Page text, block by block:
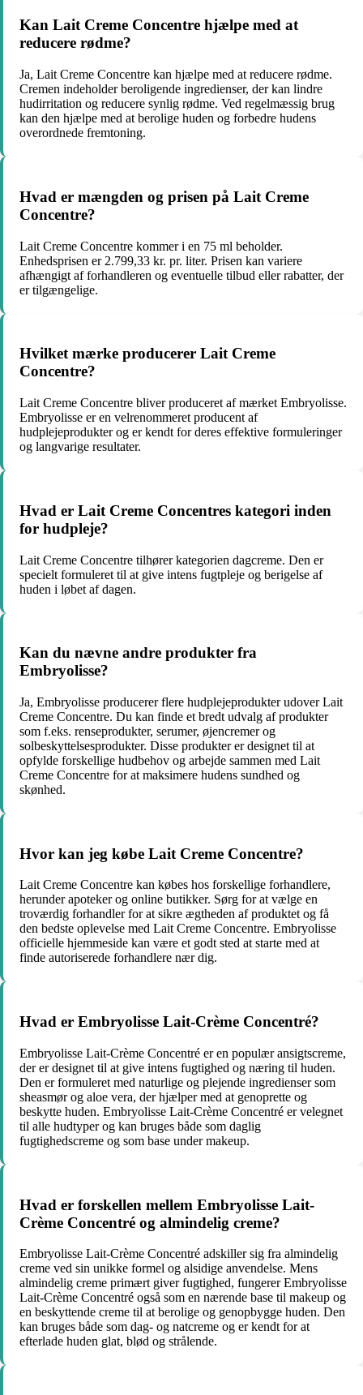
Kan Lait Creme Concentre hjælpe med at
reducere rødme?
Ja, Lait Creme Concentre kan hjælpe med at reducere rødme.
Cremen indeholder beroligende ingredienser, der kan lindre
hudirritation og reducere synlig rødme. Ved regelmæssig brug
kan den hjælpe med at berolige huden og forbedre hudens
overordnede fremtoning.
Hvad er mængden og prisen på Lait Creme
Concentre?
Lait Creme Concentre kommer i en 75 ml beholder.
Enhedsprisen er 2.799,33 kr. pr. liter. Prisen kan variere
afhængigt af forhandleren og eventuelle tilbud eller rabatter, der
er tilgængelige.
Hvilket mærke producerer Lait Creme
Concentre?
Lait Creme Concentre bliver produceret af mærket Embryolisse.
Embryolisse er en velrenommeret producent af
hudplejeprodukter og er kendt for deres effektive formuleringer
og langvarige resultater.
Hvad er Lait Creme Concentres kategori inden
for hudpleje?
Lait Creme Concentre tilhører kategorien dagcreme. Den er
specielt formuleret til at give intens fugtpleje og berigelse af
huden i løbet af dagen.
Kan du nævne andre produkter fra
Embryolisse?
Ja, Embryolisse producerer flere hudplejeprodukter udover Lait
Creme Concentre. Du kan finde et bredt udvalg af produkter
som f.eks. renseprodukter, serumer, øjencremer og
solbeskyttelsesprodukter. Disse produkter er designet til at
opfylde forskellige hudbehov og arbejde sammen med Lait
Creme Concentre for at maksimere hudens sundhed og
skønhed.
Hvor kan jeg købe Lait Creme Concentre?
Lait Creme Concentre kan købes hos forskellige forhandlere,
herunder apoteker og online butikker. Sørg for at vælge en
troværdig forhandler for at sikre ægtheden af produktet og få
den bedste oplevelse med Lait Creme Concentre. Embryolisse
officielle hjemmeside kan være et godt sted at starte med at
finde autoriserede forhandlere nær dig.
Hvad er Embryolisse Lait-Crème Concentré?
Embryolisse Lait-Crème Concentré er en populær ansigtscreme,
der er designet til at give intens fugtighed og næring til huden.
Den er formuleret med naturlige og plejende ingredienser som
sheasmør og aloe vera, der hjælper med at genoprette og
beskytte huden. Embryolisse Lait-Crème Concentré er velegnet
til alle hudtyper og kan bruges både som daglig
fugtighedscreme og som base under makeup.
Hvad er forskellen mellem Embryolisse Lait-
Crème Concentré og almindelig creme?
Embryolisse Lait-Crème Concentré adskiller sig fra almindelig
creme ved sin unikke formel og alsidige anvendelse. Mens
almindelig creme primært giver fugtighed, fungerer Embryolisse
Lait-Crème Concentré også som en nærende base til makeup og
en beskyttende creme til at berolige og genopbygge huden. Den
kan bruges både som dag- og natcreme og er kendt for at
efterlade huden glat, blød og strålende.